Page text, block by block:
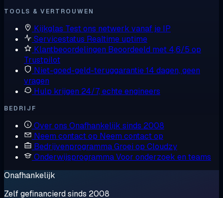
TOOLS & VERTROUWEN
Kijkglas Test ons netwerk vanaf je IP
Servicestatus Realtime uptime
Klantbeoordelingen Beoordeeld met 4,6/5 op
Trustpilot
Niet-goed-geld-teruggarantie14 dagen, geen
vragen
Hulp krijgen 24/7, echte engineers
BEDRIJF
Over ons Onafhankelijk sinds 2008
Neem contact op Neem contact op
BedrijvenprogrammaGroei op Cloudzy
OnderwijsprogrammaVoor onderzoek en teams
Onafhankelijk
Zelf gefinancierd sinds 2008